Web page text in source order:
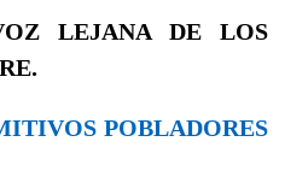
LEJANA DE LOS
POBLADORES